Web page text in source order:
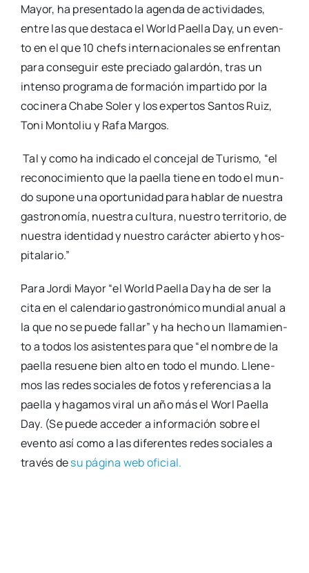
Mayor, ha pre­sen­ta­do la agen­da de acti­vi­da­des,
entre las que des­ta­ca el World Pae­lla Day, un even­
to en el que 10 chefs inter­na­cio­na­les se enfren­tan
para con­se­guir este pre­cia­do galar­dón, tras un
inten­so pro­gra­ma de for­ma­ción impar­ti­do por la
coci­ne­ra Cha­be Soler y los exper­tos San­tos Ruiz,
Toni Mon­to­liu y Rafa Mar­gos.
Tal y como ha indi­ca­do el con­ce­jal de Turis­mo, “el
reco­no­ci­mien­to que la pae­lla tie­ne en todo el mun­
do supo­ne una opor­tu­ni­dad para hablar de nues­tra
gas­tro­no­mía, nues­tra cul­tu­ra, nues­tro terri­to­rio, de
nues­tra iden­ti­dad y nues­tro carác­ter abier­to y hos­
pi­ta­la­rio.”
Para Jor­di Mayor “el World Pae­lla Day ha de ser la
cita en el calen­da­rio gas­tro­nó­mi­co mun­dial anual a
la que no se pue­de fallar” y ha hecho un lla­ma­mien­
to a todos los asis­ten­tes para que “el nom­bre de la
pae­lla resue­ne bien alto en todo el mun­do. Lle­ne­
mos las redes socia­les de fotos y refe­ren­cias a la
pae­lla y haga­mos viral un año más el Worl Pae­lla
Day. (Se pue­de acce­der a infor­ma­ción sobre el
even­to así como a las dife­ren­tes redes socia­les a
tra­vés desu pági­na web ofi­cial.